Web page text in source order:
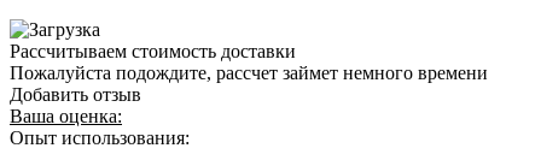
Рассчитываем стоимость доставки
Пожалуйста подождите, рассчет займет немного времени
Добавить отзыв
Ваша оценка:
Опыт использования: